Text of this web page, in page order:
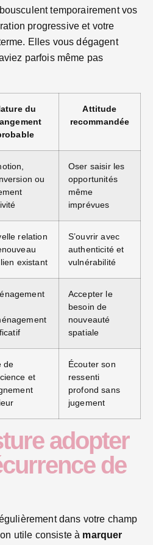
temporairement vos
progressive et votre
Elles vous dégagent
parfois même pas
du
Attitude
recommandée
ou
Oser saisir les
opportunités
même
imprévues
relation
lien existant
S’ouvrir avec
authenticité et
vulnérabilité
Accepter le
besoin de
nouveauté
spatiale
de
et
Écouter son
ressenti
profond sans
jugement
adopter
de
dans votre champ
utile consiste à marquer